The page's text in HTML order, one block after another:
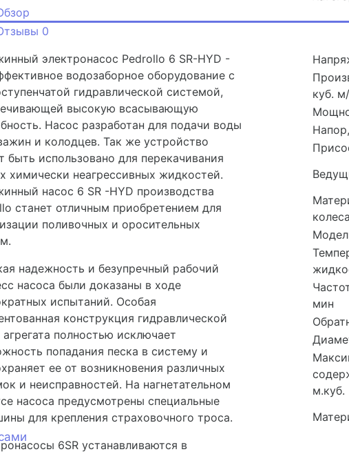
0
электронасос Pedrollo 6 SR-HYD -
водозаборное оборудование с
гидравлической системой,
высокую всасывающую
Насос разработан для подачи воды
и колодцев. Так же устройство
быть использовано для перекачивания
химически неагрессивных жидкостей.
насос 6 SR -HYD производства
станет отличным приобретением для
поливочных и оросительных
надежность и безупречный рабочий
насоса были доказаны в ходе
испытаний. Особая
конструкция гидравлической
агрегата полностью исключает
попадания песка в систему и
ее от возникновения различных
и неисправностей. На нагнетательном
насоса предусмотрены специальные
для крепления страховочного троса.
6SR устанавливаются в
куб.
колеса
мин
м.куб.